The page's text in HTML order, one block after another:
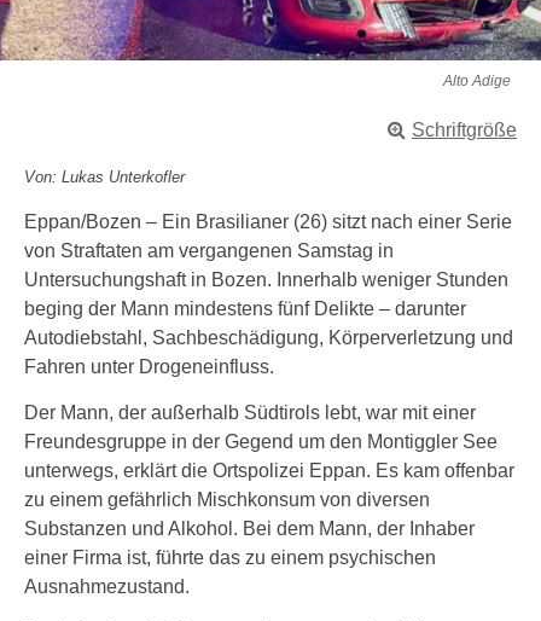
Alto Adige
Schriftgröße
Von: Lukas Unterkofler
Eppan/Bozen – Ein Brasilianer (26) sitzt nach einer Serie
von Straftaten am vergangenen Samstag in
Untersuchungshaft in Bozen. Innerhalb weniger Stunden
beging der Mann mindestens fünf Delikte – darunter
Autodiebstahl, Sachbeschädigung, Körperverletzung und
Fahren unter Drogeneinfluss.
Der Mann, der außerhalb Südtirols lebt, war mit einer
Freundesgruppe in der Gegend um den Montiggler See
unterwegs, erklärt die Ortspolizei Eppan. Es kam offenbar
zu einem gefährlich Mischkonsum von diversen
Substanzen und Alkohol. Bei dem Mann, der Inhaber
einer Firma ist, führte das zu einem psychischen
Ausnahmezustand.